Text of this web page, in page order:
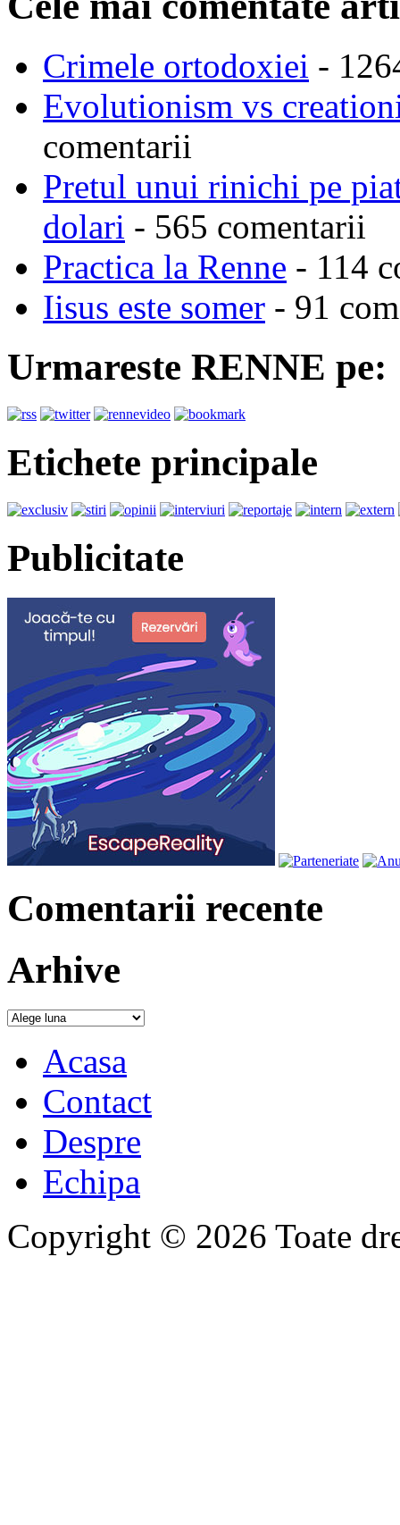
Crimele ortodoxiei -
Evolutionism vs
comentarii
Pretul unui rinichi pe
dolari - 565 comentarii
Practica la Renne - 114
Iisus este somer - 91
Urmareste RENNE pe:
Etichete principale
Publicitate
Comentarii recente
Arhive
Acasa
Contact
Despre
Echipa
Copyright © 2026 Toate